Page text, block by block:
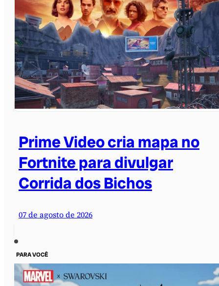
Prime Video cria mapa no
Fortnite para divulgar
Corrida dos Bichos
07 de agosto de 2026
PARA VOCÊ